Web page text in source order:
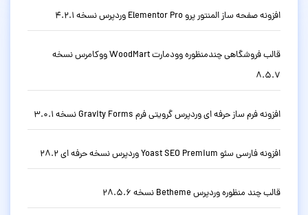
افزونه صفحه ساز المنتور پرو Elementor Pro وردپرس نسخه 4.2.1
قالب فروشگاهی چندمنظوره وودمارت WoodMart ووکامرس نسخه
8.5.7
افزونه فرم ساز حرفه ای وردپرس گرویتی فرم Gravity Forms نسخه 3.0.1
افزونه فارسی سئو Yoast SEO Premium وردپرس نسخه حرفه ای 28.2
قالب چند منظوره وردپرس Betheme نسخه 28.5.6